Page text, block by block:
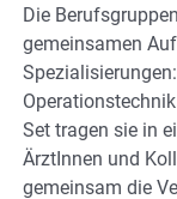
Die
gemeinsamen
Set tragen sie in
ÄrztInnen und
gemeinsam die